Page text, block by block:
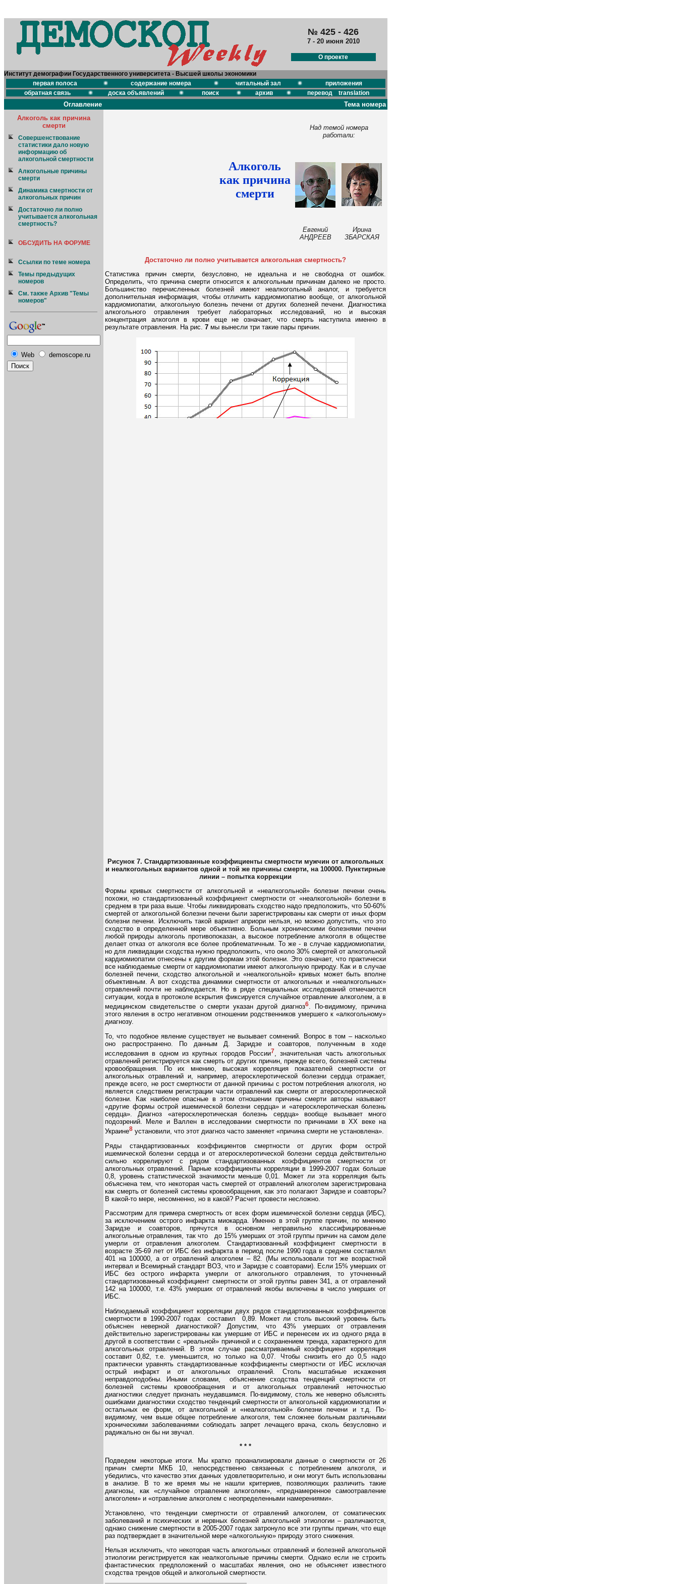
№ 425 - 426
7 - 20 июня 2010
О проекте
Институт демографии Государственного университета - Высшей школы экономики
первая полоса
содержание номера читальный зал
приложения
обратная связь
доска объявлений поиск архив перевод translation
Оглавление
Тема номера
Алкоголь как причина
смерти
Совершенствование
статистики дало новую
информацию об
алкогольной смертности
Алкогольные причины
смерти
Динамика смертности от
алкогольных причин
Достаточно ли полно
учитывается алкогольная
смертность?
ОБСУДИТЬ НА ФОРУМЕ
Ссылки по теме номера
Темы предыдущих
номеров
См. также Архив "Темы
номеров"
Web demoscope.ru
Алкоголь
как причина
смерти
Над темой номера
работали:
Евгений
АНДРЕЕВ
Ирина
ЗБАРСКАЯ
Достаточно ли полно учитывается алкогольная смертность?
Статистика причин смерти, безусловно, не идеальна и не свободна от ошибок.
Определить, что причина смерти относится к алкогольным причинам далеко не просто.
Большинство перечисленных болезней имеют неалкогольный аналог, и требуется
дополнительная информация, чтобы отличить кардиомиопатию вообще, от алкогольной
кардиомиопатии, алкогольную болезнь печени от других болезней печени. Диагностика
алкогольного отравления требует лабораторных исследований, но и высокая
концентрация алкоголя в крови еще не означает, что смерть наступила именно в
результате отравления. На рис. 7 мы вынесли три такие пары причин.
Рисунок 7. Стандартизованные коэффициенты смертности мужчин от алкогольных
и неалкогольных вариантов одной и той же причины смерти, на 100000. Пунктирные
линии – попытка коррекции
Формы кривых смертности от алкогольной и «неалкогольной» болезни печени очень
похожи, но стандартизованный коэффициент смертности от «неалкогольной» болезни в
среднем в три раза выше. Чтобы ликвидировать сходство надо предположить, что 50-60%
смертей от алкогольной болезни печени были зарегистрированы как смерти от иных форм
болезни печени. Исключить такой вариант априори нельзя, но можно допустить, что это
сходство в определенной мере объективно. Больным хроническими болезнями печени
любой природы алкоголь противопоказан, а высокое потребление алкоголя в обществе
делает отказ от алкоголя все более проблематичным. То же - в случае кардиомиопатии,
но для ликвидации сходства нужно предположить, что около 30% смертей от алкогольной
кардиомиопатии отнесены к другим формам этой болезни. Это означает, что практически
все наблюдаемые смерти от кардиомиопатии имеют алкогольную природу. Как и в случае
болезней печени, сходство алкогольной и «неалкогольной» кривых может быть вполне
объективным. А вот сходства динамики смертности от алкогольных и «неалкогольных»
отравлений почти не наблюдается. Но в ряде специальных исследований отмечаются
ситуации, когда в протоколе вскрытия фиксируется случайное отравление алкоголем, а в
медицинском свидетельстве о смерти указан другой диагноз6. По-видимому, причина
этого явления в остро негативном отношении родственников умершего к «алкогольному»
диагнозу.
То, что подобное явление существует не вызывает сомнений. Вопрос в том – насколько
оно распространено. По данным Д. Заридзе и соавторов, полученным в ходе
исследования в одном из крупных городов России7, значительная часть алкогольных
отравлений регистрируется как смерть от других причин, прежде всего, болезней системы
кровообращения. По их мнению, высокая корреляция показателей смертности от
алкогольных отравлений и, например, атеросклеротической болезни сердца отражает,
прежде всего, не рост смертности от данной причины с ростом потребления алкоголя, но
является следствием регистрации части отравлений как смерти от атеросклеротической
болезни. Как наиболее опасные в этом отношении причины смерти авторы называют
«другие формы острой ишемической болезни сердца» и «атеросклеротическая болезнь
сердца». Диагноз «атеросклеротическая болезнь сердца» вообще вызывает много
подозрений. Меле и Валлен в исследовании смертности по причинами в XX веке на
Украине8 установили, что этот диагноз часто заменяет «причина смерти не установлена».
Ряды стандартизованных коэффициентов смертности от других форм острой
ишемической болезни сердца и от атеросклеротической болезни сердца действительно
сильно коррелируют с рядом стандартизованных коэффициентов смертности от
алкогольных отравлений. Парные коэффициенты корреляции в 1999-2007 годах больше
0,8, уровень статистической значимости меньше 0,01. Может ли эта корреляция быть
объяснена тем, что некоторая часть смертей от отравлений алкоголем зарегистрирована
как смерть от болезней системы кровообращения, как это полагают Заридзе и соавторы?
В какой-то мере, несомненно, но в какой? Расчет провести несложно.
Рассмотрим для примера смертность от всех форм ишемической болезни сердца (ИБС),
за исключением острого инфаркта миокарда. Именно в этой группе причин, по мнению
Заридзе и соавторов, прячутся в основном неправильно классифицированные
алкогольные отравления, так что до 15% умерших от этой группы причин на самом деле
умерли от отравления алкоголем. Стандартизованный коэффициент смертности в
возрасте 35-69 лет от ИБС без инфаркта в период после 1990 года в среднем составлял
401 на 100000, а от отравлений алкоголем – 82. (Мы использовали тот же возрастной
интервал и Всемирный стандарт ВОЗ, что и Заридзе с соавторами). Если 15% умерших от
ИБС без острого инфаркта умерли от алкогольного отравления, то уточненный
стандартизованный коэффициент смертности от этой группы равен 341, а от отравлений
142 на 100000, т.е. 43% умерших от отравлений якобы включены в число умерших от
ИБС.
Наблюдаемый коэффициент корреляции двух рядов стандартизованных коэффициентов
смертности в 1990-2007 годах составил 0,89. Может ли столь высокий уровень быть
объяснен неверной диагностикой? Допустим, что 43% умерших от отравления
действительно зарегистрированы как умершие от ИБС и перенесем их из одного ряда в
другой в соответствии с «реальной» причиной и с сохранением тренда, характерного для
алкогольных отравлений. В этом случае рассматриваемый коэффициент корреляция
составит 0,82, т.е. уменьшится, но только на 0,07. Чтобы снизить его до 0,5 надо
практически уравнять стандартизованные коэффициенты смертности от ИБС исключая
острый инфаркт и от алкогольных отравлений. Столь масштабные искажения
неправдоподобны. Иными словами, объяснение сходства тенденций смертности от
болезней системы кровообращения и от алкогольных отравлений неточностью
диагностики следует признать неудавшимся. По-видимому, столь же неверно объяснять
ошибками диагностики сходство тенденций смертности от алкогольной кардиомиопатии и
остальных ее форм, от алкогольной и «неалкогольной» болезни печени и т.д. По-
видимому, чем выше общее потребление алкоголя, тем сложнее больным различными
хроническими заболеваниями соблюдать запрет лечащего врача, сколь безусловно и
радикально он бы ни звучал.
* * *
Подведем некоторые итоги. Мы кратко проанализировали данные о смертности от 26
причин смерти МКБ 10, непосредственно связанных с потреблением алкоголя, и
убедились, что качество этих данных удовлетворительно, и они могут быть использованы
в анализе. В то же время мы не нашли критериев, позволяющих различить такие
диагнозы, как «случайное отравление алкоголем», «преднамеренное самоотравление
алкоголем» и «отравление алкоголем с неопределенными намерениями».
Установлено, что тенденции смертности от отравлений алкоголем, от соматических
заболеваний и психических и нервных болезней алкогольной этиологии – различаются,
однако снижение смертности в 2005-2007 годах затронуло все эти группы причин, что еще
раз подтверждает в значительной мере «алкогольную» природу этого снижения.
Нельзя исключить, что некоторая часть алкогольных отравлений и болезней алкогольной
этиологии регистрируется как неалкогольные причины смерти. Однако если не строить
фантастических предположений о масштабах явления, оно не объясняет известного
сходства трендов общей и алкогольной смертности.